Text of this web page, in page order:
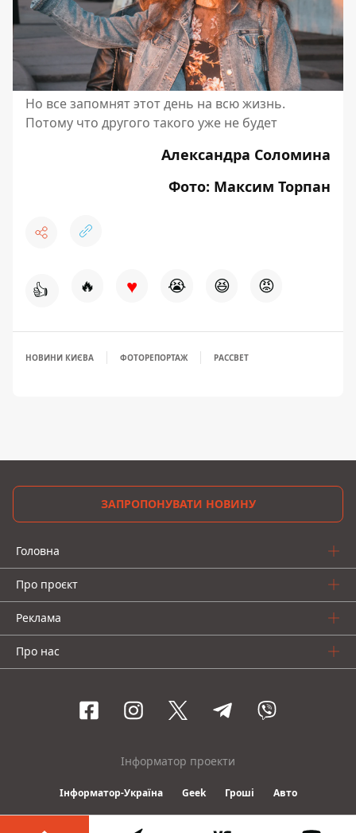
Но все запомнят этот день на всю жизнь.
Потому что другого такого уже не будет
Александра Соломина
Фото: Максим Торпан
👍 🔥 ♥ 😭 😆 😡
НОВИНИ КИЄВА ФОТОРЕПОРТАЖ РАССВЕТ
ЗАПРОПОНУВАТИ НОВИНУ
Головна
Про проєкт
Реклама
Про нас
Інформатор проекти
Інформатор-Україна Geek Гроші Авто